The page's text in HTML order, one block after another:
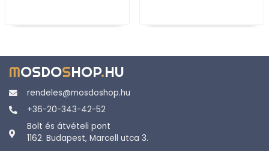
MOSDOSHOP.HU
rendeles@mosdoshop.hu
+36-20-343-42-52
Bolt és átvételi pont
1162. Budapest, Marcell utca 3.